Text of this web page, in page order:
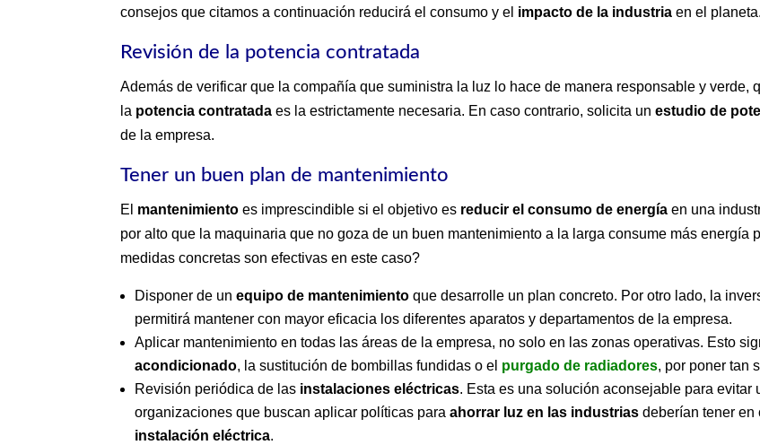
consejos que citamos a continuación reducirá el consumo y el impacto de la industria en el planeta.
Revisión de la potencia contratada
Además de verificar que la compañía que suministra la luz lo hace de manera responsable y verde,
la potencia contratada es la estrictamente necesaria. En caso contrario, solicita unestudio de
de la empresa.
Tener un buen plan de mantenimiento
El mantenimiento es imprescindible si el objetivo es reducir el consumo de energía en una
por alto que la maquinaria que no goza de un buen mantenimiento a la larga consume más energía
medidas concretas son efectivas en este caso?
Disponer de unequipo de mantenimiento que desarrolle un plan concreto. Por otro lado, la
permitirá mantener con mayor eficacia los diferentes aparatos y departamentos de la empresa.
Aplicar mantenimiento en todas las áreas de la empresa, no solo en las zonas operativas. Esto
acondicionado, la sustitución de bombillas fundidas o el purgado de radiadores, por poner tan
Revisión periódica de las instalaciones eléctricas. Esta es una solución aconsejable para evitar
organizaciones que buscan aplicar políticas paraahorrar luz en las industrias deberían tener en
instalación eléctrica.